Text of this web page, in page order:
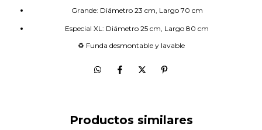
Grande: Diámetro 23 cm, Largo 70 cm
Especial XL: Diámetro 25 cm, Largo 80 cm
♻️ Funda desmontable y lavable
Productos similares